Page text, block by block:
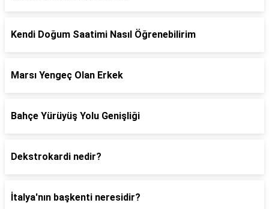
Kendi Doğum Saatimi Nasıl Öğrenebilirim
Marsı Yengeç Olan Erkek
Bahçe Yürüyüş Yolu Genişliği
Dekstrokardi nedir?
İtalya'nın başkenti neresidir?